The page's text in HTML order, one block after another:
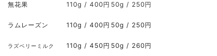
無花果 110g / 400円 50g / 250円
ラムレーズン 110g / 400円 50g / 250円
ラズベリーミルク 110g / 450円 50g / 260円